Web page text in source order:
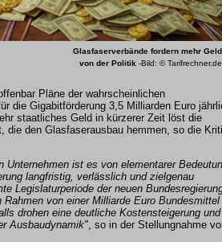
Glasfaserverbände fordern mehr Geld
von der Politik -Bild: © Tarifrechner.de
Pläne der wahrscheinlichen
die Gigabitförderung 3,5 Milliarden Euro
staatliches Geld in kürzerer Zeit löst die
die den Glasfaserausbau hemmen, so die
Unternehmen ist es von elementarer
langfristig, verlässlich und zielgenau
Legislaturperiode der neuen
von einer Milliarde Euro Bundesmittel
drohen eine deutliche Kostensteigerung und
Ausbaudynamik", so in der Stellungnahme